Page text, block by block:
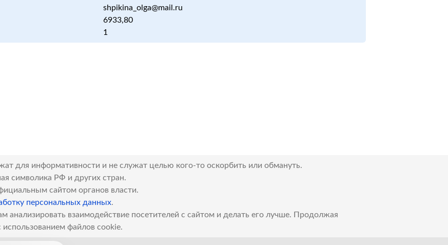
shpikina_olga@mail.ru
6933,80
1
для информативности и не служат целью кого-то оскорбить или обмануть.
символика РФ и других стран.
сайтом органов власти.
персональных данных.
анализировать взаимодействие посетителей с сайтом и делать его лучше. Продолжая
использованием файлов cookie.